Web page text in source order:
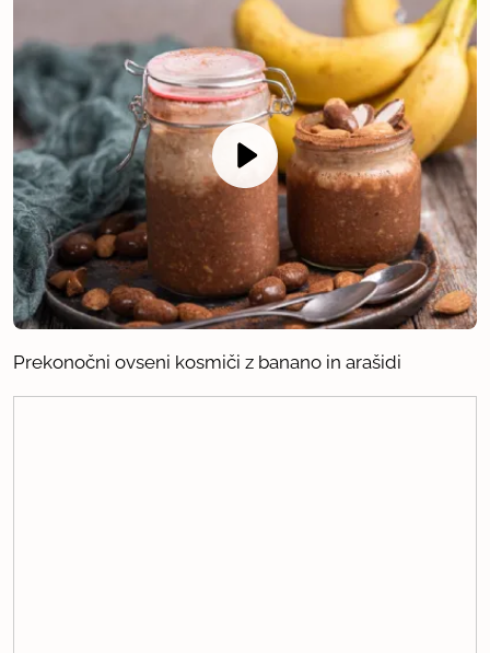
Prekonočni ovseni kosmiči z banano in arašidi